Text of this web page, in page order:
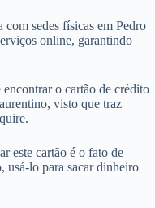
sedes físicas em Pedro
online, garantindo
o cartão de crédito
visto que traz
este cartão é o fato de
usá-lo para sacar dinheiro